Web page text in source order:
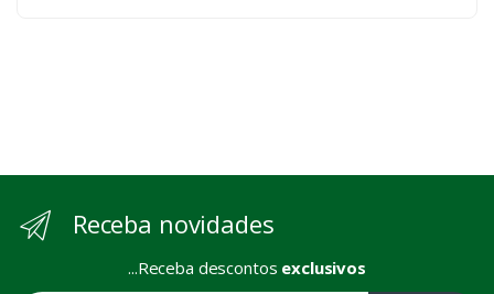
Receba novidades
...Receba descontos exclusivos